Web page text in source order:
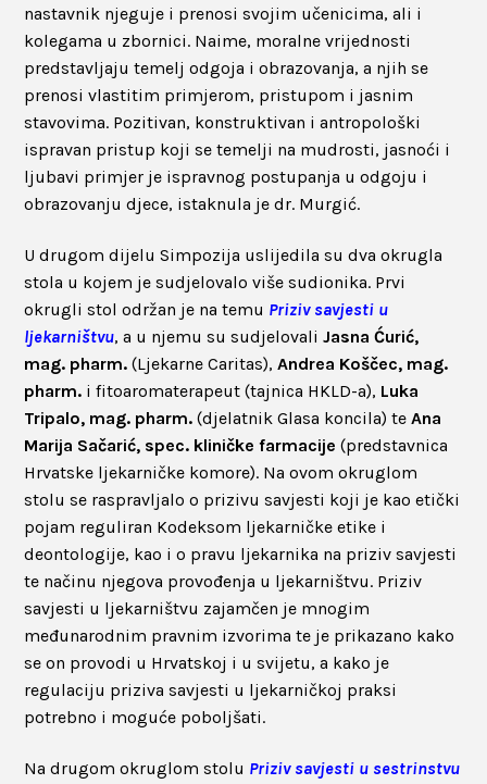
nastavnik njeguje i prenosi svojim učenicima, ali i
kolegama u zbornici. Naime, moralne vrijednosti
predstavljaju temelj odgoja i obrazovanja, a njih se
prenosi vlastitim primjerom, pristupom i jasnim
stavovima. Pozitivan, konstruktivan i antropološki
ispravan pristup koji se temelji na mudrosti, jasnoći i
ljubavi primjer je ispravnog postupanja u odgoju i
obrazovanju djece, istaknula je dr. Murgić.
U drugom dijelu Simpozija uslijedila su dva okrugla
stola u kojem je sudjelovalo više sudionika. Prvi
okrugli stol održan je na temu Priziv savjesti u
ljekarništvu, a u njemu su sudjelovaliJasna Ćurić,
mag. pharm. (Ljekarne Caritas),Andrea Koščec, mag.
pharm. i fitoaromaterapeut (tajnica HKLD-a), Luka
Tripalo, mag. pharm. (djelatnik Glasa koncila) teAna
Marija Sačarić, spec. kliničke farmacije(predstavnica
Hrvatske ljekarničke komore). Na ovom okruglom
stolu se raspravljalo o prizivu savjesti koji je kao etički
pojam reguliran Kodeksom ljekarničke etike i
deontologije, kao i o pravu ljekarnika na priziv savjesti
te načinu njegova provođenja u ljekarništvu. Priziv
savjesti u ljekarništvu zajamčen je mnogim
međunarodnim pravnim izvorima te je prikazano kako
se on provodi u Hrvatskoj i u svijetu, a kako je
regulaciju priziva savjesti u ljekarničkoj praksi
potrebno i moguće poboljšati.
Na drugom okruglom stolu Priziv savjesti u sestrinstvu